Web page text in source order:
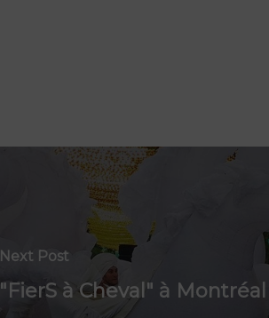
Next Post
"FierS à Cheval" à Montréal